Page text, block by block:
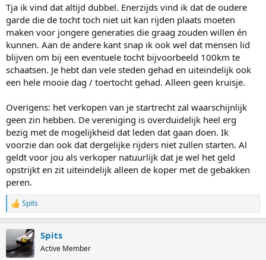
Tja ik vind dat altijd dubbel. Enerzijds vind ik dat de oudere
garde die de tocht toch niet uit kan rijden plaats moeten
maken voor jongere generaties die graag zouden willen én
kunnen. Aan de andere kant snap ik ook wel dat mensen lid
blijven om bij een eventuele tocht bijvoorbeeld 100km te
schaatsen. Je hebt dan vele steden gehad en uiteindelijk ook
een hele mooie dag / toertocht gehad. Alleen geen kruisje.
Overigens: het verkopen van je startrecht zal waarschijnlijk
geen zin hebben. De vereniging is overduidelijk heel erg
bezig met de mogelijkheid dat leden dat gaan doen. Ik
voorzie dan ook dat dergelijke rijders niet zullen starten. Al
geldt voor jou als verkoper natuurlijk dat je wel het geld
opstrijkt en zit uiteindelijk alleen de koper met de gebakken
peren.
R
e
c
t
i
Spits
Spits
Active Member